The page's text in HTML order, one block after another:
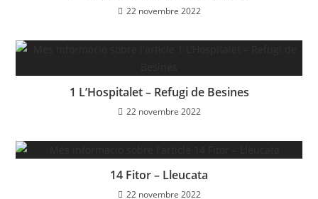
22 novembre 2022
1 L’Hospitalet – Refugi de Besines
22 novembre 2022
14 Fitor – Lleucata
22 novembre 2022